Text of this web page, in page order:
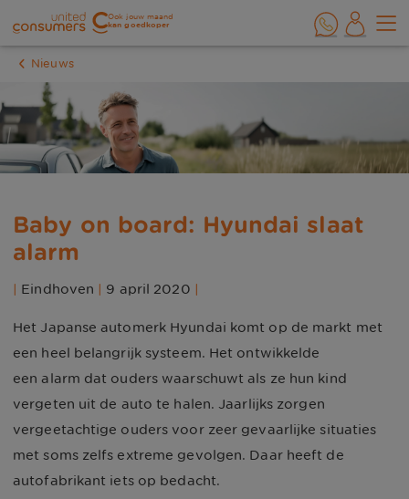
Ook jouw maand
kan goedkoper
Nieuws
Baby on board: Hyundai slaat
alarm
| Eindhoven | 9 april 2020 |
Het Japanse automerk Hyundai komt op de markt met
een heel belangrijk systeem. Het ontwikkelde
een alarm dat ouders waarschuwt als ze hun kind
vergeten uit de auto te halen. Jaarlijks zorgen
vergeetachtige ouders voor zeer gevaarlijke situaties
met soms zelfs extreme gevolgen. Daar heeft de
autofabrikant iets op bedacht.